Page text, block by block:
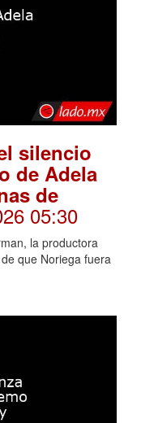
silencio
de Adela
de
05:30
la productora
que Noriega fuera